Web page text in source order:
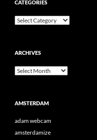
CATEGORIES
Categories
ARCHIVES
Archives
AMSTERDAM
adam webcam
amsterdamize